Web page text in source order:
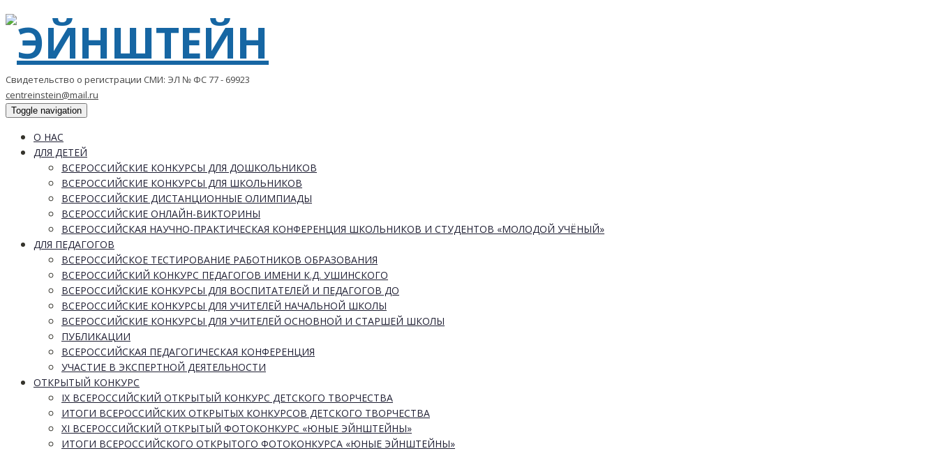
Свидетельство о регистрации СМИ: ЭЛ № ФС 77 - 69923
centreinstein@mail.ru
Toggle navigation
О НАС
ДЛЯ ДЕТЕЙ
ВСЕРОССИЙСКИЕ КОНКУРСЫ ДЛЯ ДОШКОЛЬНИКОВ
ВСЕРОССИЙСКИЕ КОНКУРСЫ ДЛЯ ШКОЛЬНИКОВ
ВСЕРОССИЙСКИЕ ДИСТАНЦИОННЫЕ ОЛИМПИАДЫ
ВСЕРОССИЙСКИЕ ОНЛАЙН-ВИКТОРИНЫ
ВСЕРОССИЙСКАЯ НАУЧНО-ПРАКТИЧЕСКАЯ КОНФЕРЕНЦИЯ ШКОЛЬНИКОВ И СТУДЕНТОВ «МОЛОДОЙ УЧЁНЫЙ»
ДЛЯ ПЕДАГОГОВ
ВСЕРОССИЙСКОЕ ТЕСТИРОВАНИЕ РАБОТНИКОВ ОБРАЗОВАНИЯ
ВСЕРОССИЙСКИЙ КОНКУРС ПЕДАГОГОВ ИМЕНИ К.Д. УШИНСКОГО
ВСЕРОССИЙСКИЕ КОНКУРСЫ ДЛЯ ВОСПИТАТЕЛЕЙ И ПЕДАГОГОВ ДО
ВСЕРОССИЙСКИЕ КОНКУРСЫ ДЛЯ УЧИТЕЛЕЙ НАЧАЛЬНОЙ ШКОЛЫ
ВСЕРОССИЙСКИЕ КОНКУРСЫ ДЛЯ УЧИТЕЛЕЙ ОСНОВНОЙ И СТАРШЕЙ ШКОЛЫ
ПУБЛИКАЦИИ
ВСЕРОССИЙСКАЯ ПЕДАГОГИЧЕСКАЯ КОНФЕРЕНЦИЯ
УЧАСТИЕ В ЭКСПЕРТНОЙ ДЕЯТЕЛЬНОСТИ
ОТКРЫТЫЙ КОНКУРС
IX ВСЕРОССИЙСКИЙ ОТКРЫТЫЙ КОНКУРС ДЕТСКОГО ТВОРЧЕСТВА
ИТОГИ ВСЕРОССИЙСКИХ ОТКРЫТЫХ КОНКУРСОВ ДЕТСКОГО ТВОРЧЕСТВА
XI ВСЕРОССИЙСКИЙ ОТКРЫТЫЙ ФОТОКОНКУРС «ЮНЫЕ ЭЙНШТЕЙНЫ»
ИТОГИ ВСЕРОССИЙСКОГО ОТКРЫТОГО ФОТОКОНКУРСА «ЮНЫЕ ЭЙНШТЕЙНЫ»